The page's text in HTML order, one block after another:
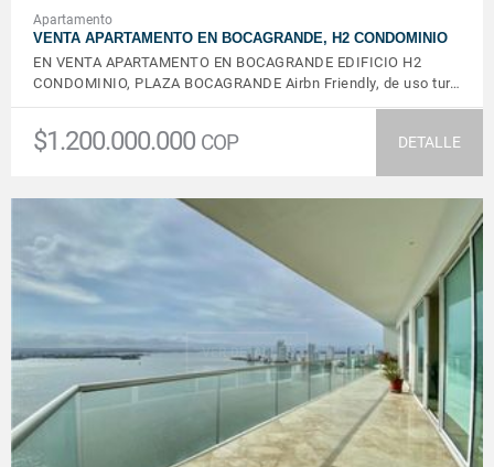
Apartamento
VENTA APARTAMENTO EN BOCAGRANDE, H2 CONDOMINIO
EN VENTA APARTAMENTO EN BOCAGRANDE EDIFICIO H2
CONDOMINIO, PLAZA BOCAGRANDE Airbn Friendly, de uso tur…
$1.200.000.000 COP DETALLE
VER DETALLES